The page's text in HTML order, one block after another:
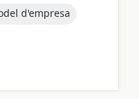
d'empresa